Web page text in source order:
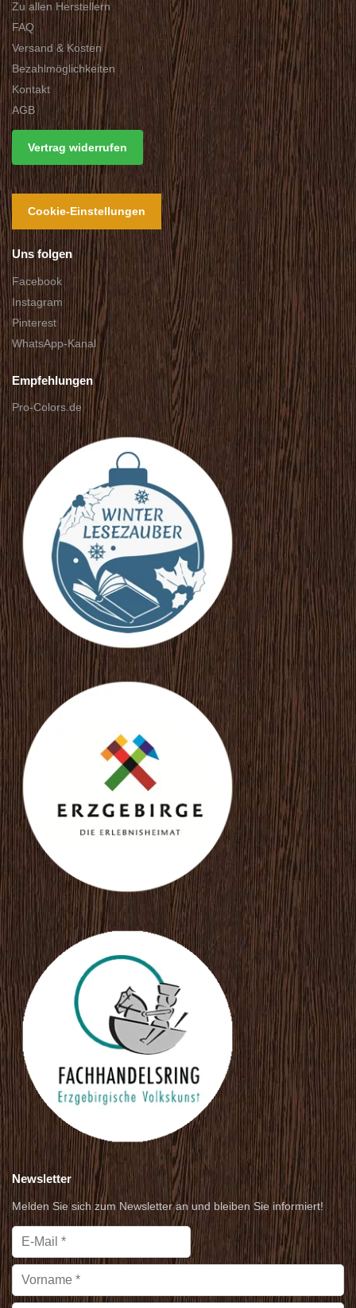
Zu allen Herstellern
FAQ
Versand & Kosten
Bezahlmöglichkeiten
Kontakt
AGB
Vertrag widerrufen
Cookie-Einstellungen
Uns folgen
Facebook
Instagram
Pinterest
WhatsApp-Kanal
Empfehlungen
Pro-Colors.de
Newsletter
Melden Sie sich zum Newsletter an und bleiben Sie informiert!